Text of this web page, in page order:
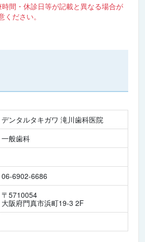
間・休診日等が記載と異なる場合が
ださい。
デンタルタキガワ 滝川歯科医院
一般歯科
06-6902-6686
〒5710054
大阪府門真市浜町19-3 2F